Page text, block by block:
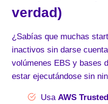
verdad)
¿Sabías que muchas
inactivos sin darse
volúmenes EBS y bases
estar ejecutándose sin
Usa AWS